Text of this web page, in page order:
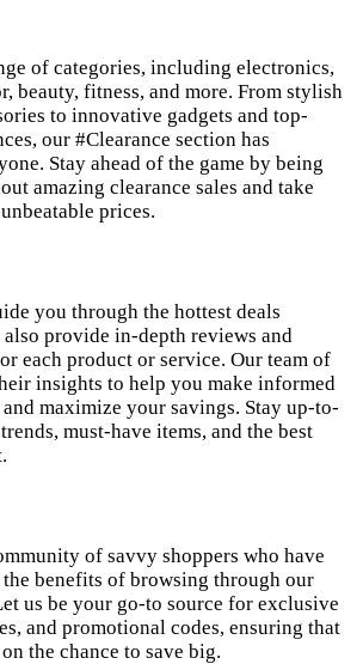
of categories, including electronics,
beauty, fitness, and more. From stylish
to innovative gadgets and top-
our #Clearance section has
Stay ahead of the game by being
amazing clearance sales and take
prices.
you through the hottest deals
provide in-depth reviews and
each product or service. Our team of
insights to help you make informed
maximize your savings. Stay up-to-
must-have items, and the best
of savvy shoppers who have
benefits of browsing through our
us be your go-to source for exclusive
and promotional codes, ensuring that
the chance to save big.